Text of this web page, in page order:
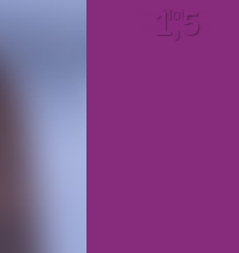
Von Patienten
bewertet mit
Note
1,5